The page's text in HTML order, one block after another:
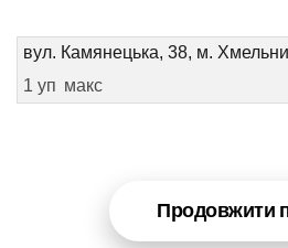
вул. Камянецька, 38, м.
1 уп макс
Продовжити